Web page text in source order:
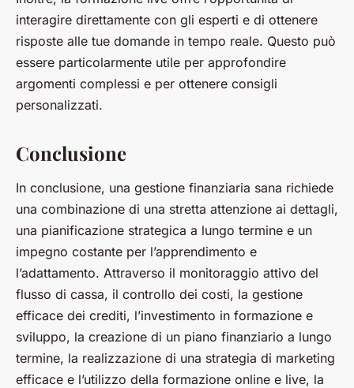
interagire direttamente con gli esperti e di ottenere
risposte alle tue domande in tempo reale. Questo può
essere particolarmente utile per approfondire
argomenti complessi e per ottenere consigli
personalizzati.
Conclusione
In conclusione, una gestione finanziaria sana richiede
una combinazione di una stretta attenzione ai dettagli,
una pianificazione strategica a lungo termine e un
impegno costante per l’apprendimento e
l’adattamento. Attraverso il monitoraggio attivo del
flusso di cassa, il controllo dei costi, la gestione
efficace dei crediti, l’investimento in formazione e
sviluppo, la creazione di un piano finanziario a lungo
termine, la realizzazione di una strategia di marketing
efficace e l’utilizzo della formazione online e live, la